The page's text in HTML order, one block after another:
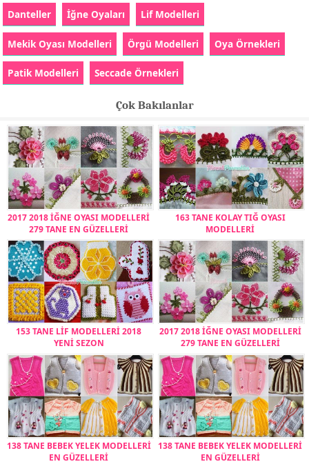
Danteller İğne Oyaları Lif Modelleri
Mekik Oyası Modelleri Örgü Modelleri Oya Örnekleri
Patik Modelleri Seccade Örnekleri
Çok Bakılanlar
2017 2018 İĞNE OYASI MODELLERİ
279 TANE EN GÜZELLERİ
163 TANE KOLAY TIĞ OYASI
MODELLERİ
153 TANE LİF MODELLERİ 2018
YENİ SEZON
2017 2018 İĞNE OYASI MODELLERİ
279 TANE EN GÜZELLERİ
138 TANE BEBEK YELEK MODELLERİ
EN GÜZELLERİ
138 TANE BEBEK YELEK MODELLERİ
EN GÜZELLERİ